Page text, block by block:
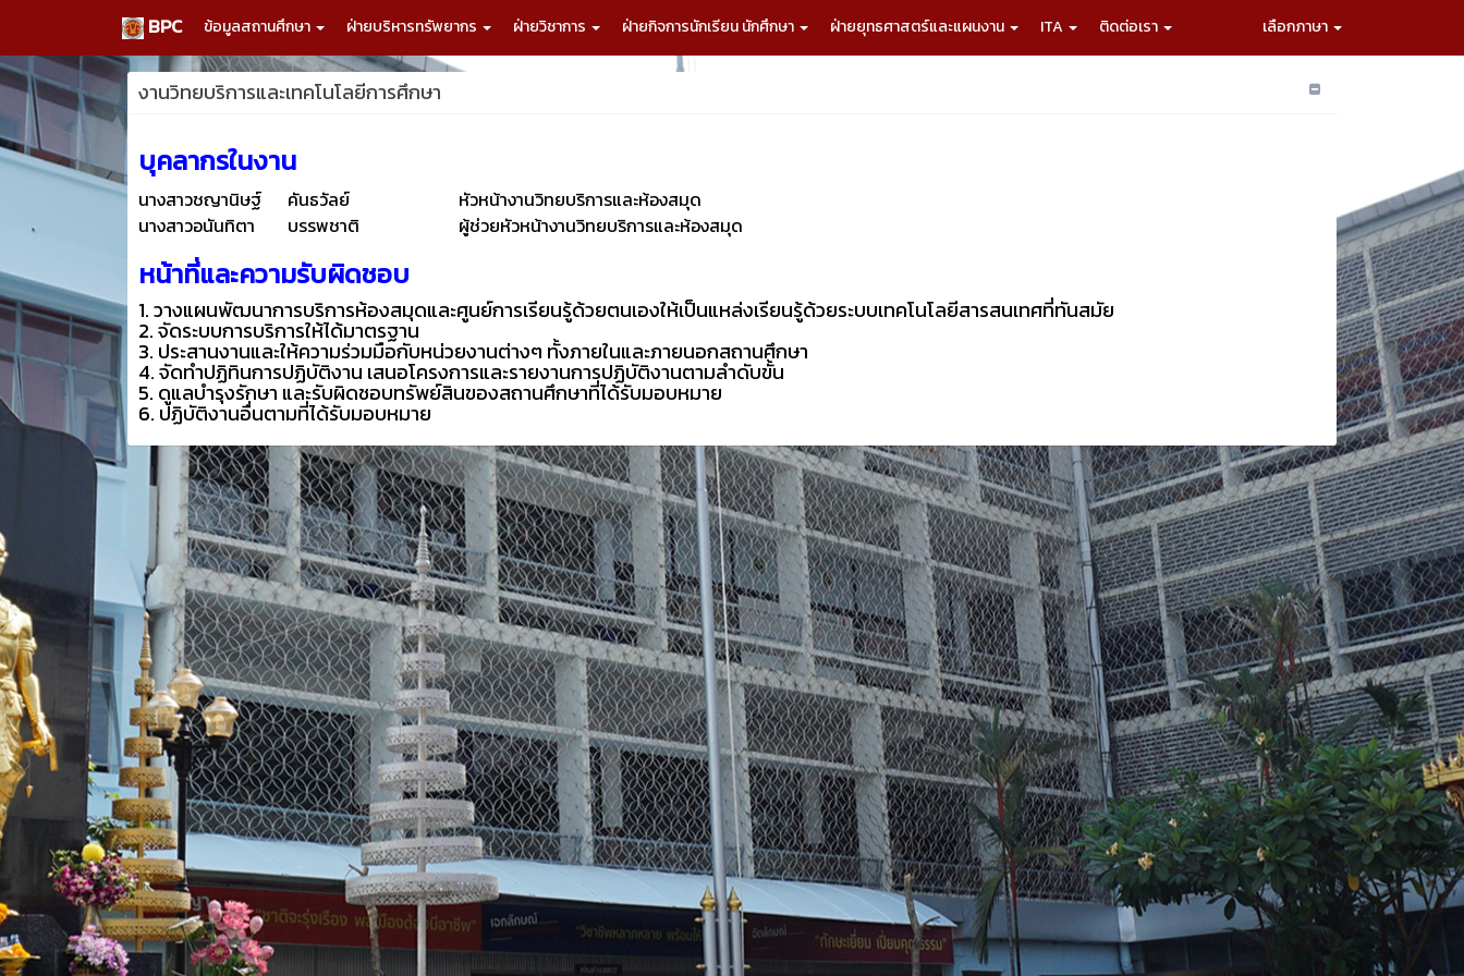
BPC ข้อมูลสถานศึกษา ฝ่ายบริหารทรัพยากร ฝ่ายวิชาการ ฝ่ายกิจการนักเรียน นักศึกษา ฝ่ายยุทธศาสตร์และแผนงาน ITA ติดต่อเรา เลือกภาษา
งานวิทยบริการและเทคโนโลยีการศึกษา
บุคลากรในงาน
นางสาวชญานิษฐ์ คันธวัลย์
หัวหน้างานวิทยบริการและห้องสมุด
นางสาวอนันทิตา
บรรพชาติ ผู้ช่วยหัวหน้างานวิทยบริการและห้องสมุด
หน้าที่และความรับผิดชอบ
1. วางแผนพัฒนาการบริการห้องสมุดและศูนย์การเรียนรู้ด้วยตนเองให้เป็นแหล่งเรียนรู้ด้วยระบบเทคโนโลยีสารสนเทศที่ทันสมัย
2. จัดระบบการบริการให้ได้มาตรฐาน
3. ประสานงานและให้ความร่วมมือกับหน่วยงานต่างๆ ทั้งภายในและภายนอกสถานศึกษา
4. จัดทำปฏิทินการปฏิบัติงาน เสนอโครงการและรายงานการปฏิบัติงานตามลำดับขั้น
5. ดูแลบำรุงรักษา และรับผิดชอบทรัพย์สินของสถานศึกษาที่ได้รับมอบหมาย
6. ปฏิบัติงานอื่นตามที่ได้รับมอบหมาย